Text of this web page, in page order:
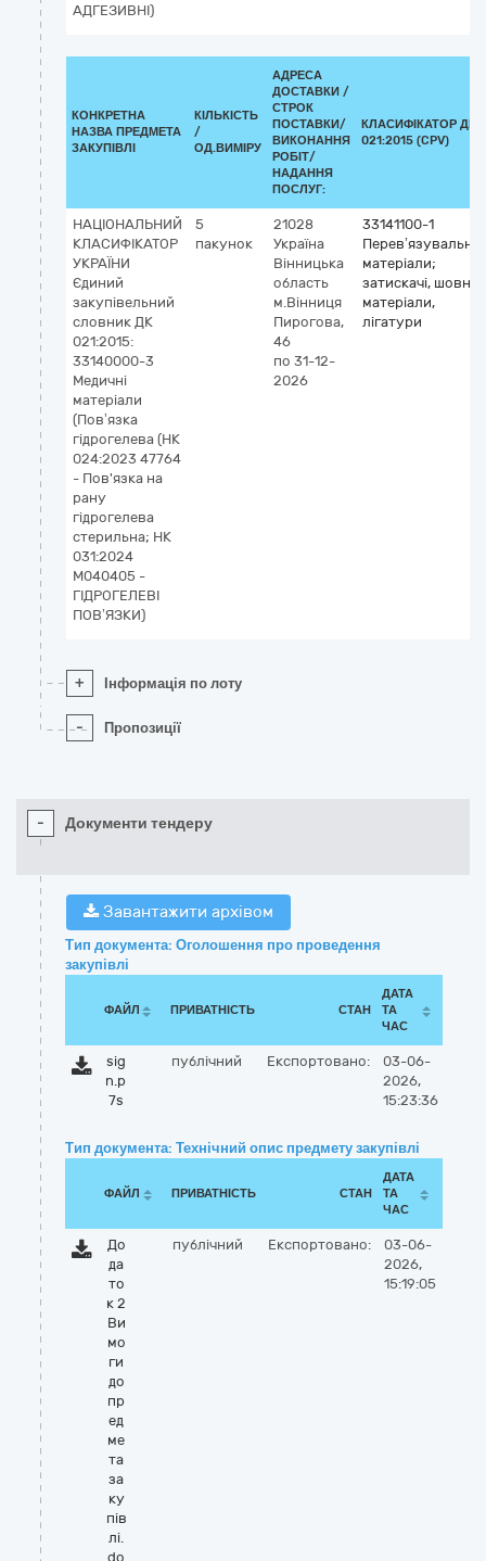
АДГЕЗИВНІ)
КОНКРЕТНА
НАЗВА ПРЕДМЕТА
ЗАКУПІВЛІ
КІЛЬКІСТЬ
/
ОД.ВИМІРУ
АДРЕСА
ДОСТАВКИ /
СТРОК
ПОСТАВКИ/
ВИКОНАННЯ
РОБІТ/
НАДАННЯ
ПОСЛУГ:
КЛАСИФІКАТОР ДК
021:2015 (CPV)
НАЦІОНАЛЬНИЙ
КЛАСИФІКАТОР
УКРАЇНИ
Єдиний
закупівельний
словник ДК
021:2015:
33140000-3
Медичні
матеріали
(Повʼязка
гідрогелева (НК
024:2023 47764
- Пов'язка на
рану
гідрогелева
стерильна; НК
031:2024
M040405 -
ГІДРОГЕЛЕВІ
ПОВ’ЯЗКИ)
5
пакунок
21028
Україна
Вінницька
область
м.Вінниця
Пирогова,
46
по 31-12-
2026
33141100-1
Перев’язувальні
матеріали;
затискачі, шовні
матеріали,
лігатури
+ Інформація по лоту
- Пропозиції
- Документи тендеру
Завантажити архівом
Тип документа: Оголошення про проведення
закупівлі
ФАЙЛ ПРИВАТНІСТЬ СТАН
ДАТА
ТА
ЧАС
sig
n.p
7s
публічний Експортовано:
03-06-
2026,
15:23:36
Тип документа: Технічний опис предмету закупівлі
ФАЙЛ ПРИВАТНІСТЬ СТАН
ДАТА
ТА
ЧАС
До
да
то
к 2
Ви
мо
ги
до
пр
ед
ме
та
за
ку
пів
лі.
do
публічний Експортовано:
03-06-
2026,
15:19:05